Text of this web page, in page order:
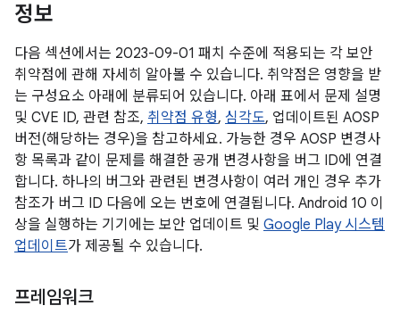
정보
다음 섹션에서는 2023-09-01 패치 수준에 적용되는 각 보안
취약점에 관해 자세히 알아볼 수 있습니다. 취약점은 영향을 받
는 구성요소 아래에 분류되어 있습니다. 아래 표에서 문제 설명
및 CVE ID, 관련 참조, 취약점 유형, 심각도, 업데이트된 AOSP
버전(해당하는 경우)을 참고하세요. 가능한 경우 AOSP 변경사
항 목록과 같이 문제를 해결한 공개 변경사항을 버그 ID에 연결
합니다. 하나의 버그와 관련된 변경사항이 여러 개인 경우 추가
참조가 버그 ID 다음에 오는 번호에 연결됩니다. Android 10 이
상을 실행하는 기기에는 보안 업데이트 및 Google Play 시스템
업데이트가 제공될 수 있습니다.
프레임워크